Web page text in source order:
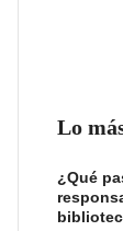
Lo
¿Qué